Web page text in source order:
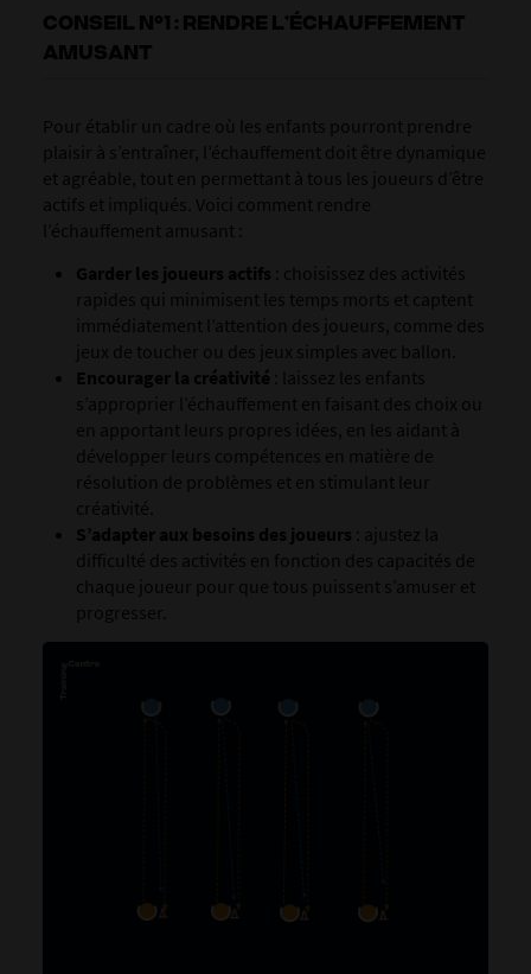
CONSEIL N°1 : RENDRE L’ÉCHAUFFEMENT
AMUSANT
Pour établir un cadre où les enfants pourront prendre
plaisir à s’entraîner, l’échauffement doit être dynamique
et agréable, tout en permettant à tous les joueurs d’être
actifs et impliqués. Voici comment rendre
l’échauffement amusant :
Garder les joueurs actifs : choisissez des activités
rapides qui minimisent les temps morts et captent
immédiatement l’attention des joueurs, comme des
jeux de toucher ou des jeux simples avec ballon.
Encourager la créativité : laissez les enfants
s’approprier l’échauffement en faisant des choix ou
en apportant leurs propres idées, en les aidant à
développer leurs compétences en matière de
résolution de problèmes et en stimulant leur
créativité.
S’adapter aux besoins des joueurs : ajustez la
difficulté des activités en fonction des capacités de
chaque joueur pour que tous puissent s’amuser et
progresser.